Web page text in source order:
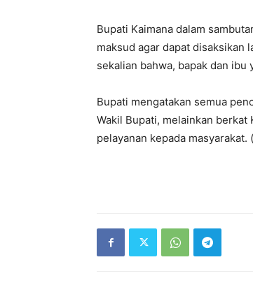
Bupati Kaimana dalam
maksud agar dapat disaksikan
sekalian bahwa, bapak dan ibu
Bupati mengatakan semua
Wakil Bupati, melainkan berkat
pelayanan kepada masyarakat.